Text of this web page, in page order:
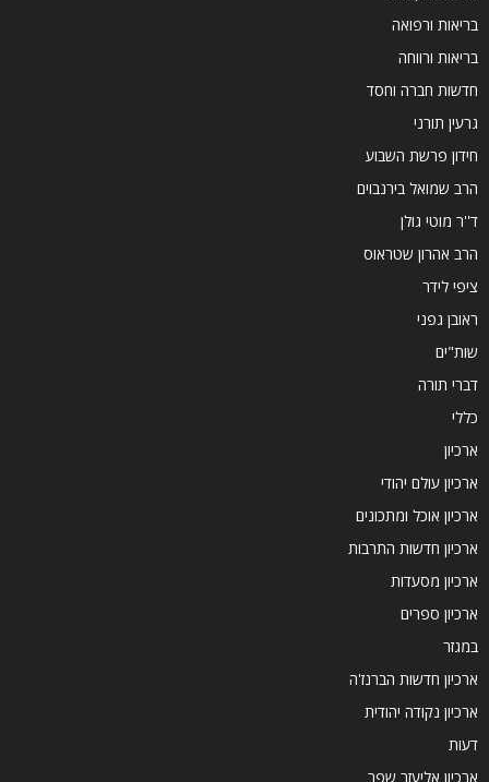
בריאות ורפואה
בריאות ורווחה
חדשות חברה וחסד
גרעין תורני
חידון פרשת השבוע
הרב שמואל בירנבוים
ד''ר מוטי גולן
הרב אהרון שטראוס
ציפי לידר
ראובן גפני
שות"ים
דברי תורה
כללי
ארכיון
ארכיון עולם יהודי
ארכיון אוכל ומתכונים
ארכיון חדשות התרבות
ארכיון מסעדות
ארכיון ספרים
במגזר
ארכיון חדשות הברנז'ה
ארכיון נקודה יהודית
דעות
ארכיון אליעזר שפר